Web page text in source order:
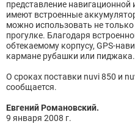
представление
имеют встроенные
можно использовать не
прогулке. Благодаря
обтекаемому корпусу, GPS-
кармане рубашки или пиджака.
О сроках поставки nuvi 850 и
сообщается.
Евгений Романовский.
9 января 2008 г.